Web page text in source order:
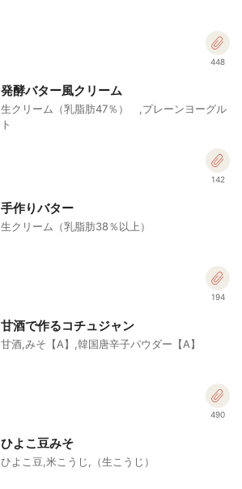
448
発酵バター風クリーム
生クリーム（乳脂肪47％） ,プレーンヨーグル
ト
142
手作りバター
生クリーム（乳脂肪38％以上）
194
甘酒で作るコチュジャン
甘酒,みそ【A】,韓国唐辛子パウダー【A】
490
ひよこ豆みそ
ひよこ豆,米こうじ,（生こうじ）